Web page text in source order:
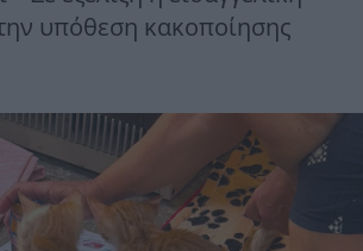
υπόθεση κακοποίησης